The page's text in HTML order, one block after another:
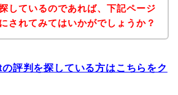
しているのであれば、下記ページ
されてみてはいかがでしょうか？
評判を探している方はこちらをク